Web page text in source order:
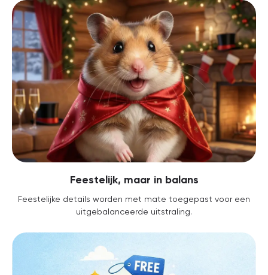
Feestelijk, maar in balans
Feestelijke details worden met mate toegepast voor een
uitgebalanceerde uitstraling.